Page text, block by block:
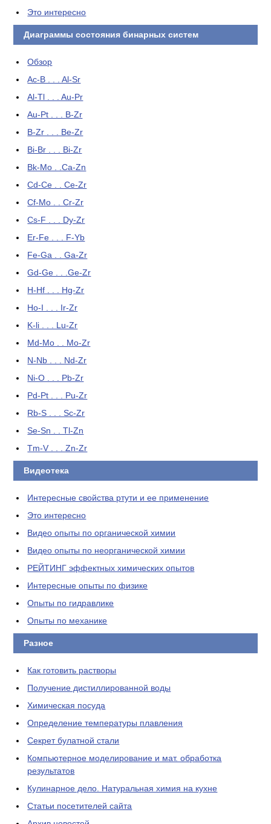
Это интересно
Диаграммы состояния бинарных систем
Обзор
Ac-B . . . Al-Sr
Al-Tl . . . Au-Pr
Au-Pt . . . B-Zr
B-Zr . . . Be-Zr
Bi-Br . . . Bi-Zr
Bk-Mo . .Ca-Zn
Cd-Ce . . Ce-Zr
Cf-Mo . . Cr-Zr
Cs-F . . . Dy-Zr
Er-Fe . . . F-Yb
Fe-Ga . . Ga-Zr
Gd-Ge . . .Ge-Zr
H-Hf . . . Hg-Zr
Ho-I . . . Ir-Zr
K-li . . . Lu-Zr
Md-Mo . . Mo-Zr
N-Nb . . . Nd-Zr
Ni-O . . . Pb-Zr
Pd-Pt . . . Pu-Zr
Rb-S . . . Sc-Zr
Se-Sn . . Tl-Zn
Tm-V . . . Zn-Zr
Видеотека
Интересные свойства ртути и ее применение
Это интересно
Видео опыты по органической химии
Видео опыты по неорганической химии
РЕЙТИНГ эффектных химических опытов
Интересные опыты по физике
Опыты по гидравлике
Опыты по механике
Разное
Как готовить растворы
Получение дистиллированной воды
Химическая посуда
Определение температуры плавления
Секрет булатной стали
Компьютерное моделирование и мат. обработка
результатов
Кулинарное дело. Натуральная химия на кухне
Статьи посетителей сайта